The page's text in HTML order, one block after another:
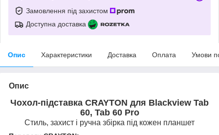
Замовлення під захистом
Доступна доставка
Опис Характеристики Доставка Оплата Умови
Опис
Чохол-підставка CRAYTON для Blackview Tab
60, Tab 60 Pro
Стиль, захист і ручна збірка під кожен планшет